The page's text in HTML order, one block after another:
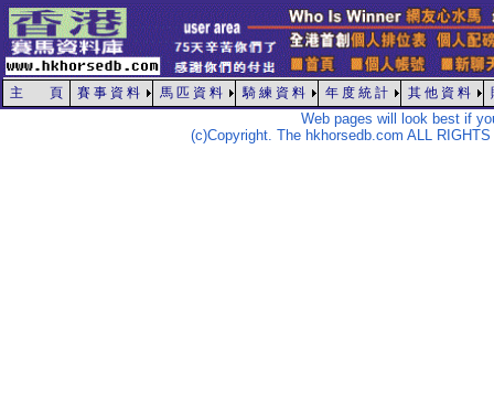
主 頁 賽 事 資 料 馬 匹 資 料 騎 練 資 料 年 度 統 計 其 他 資 料
Web pages will look best if
(c)Copyright. The hkhorsedb.com ALL